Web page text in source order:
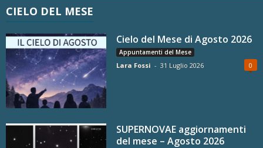
CIELO DEL MESE
Cielo del Mese di Agosto 2026
Appuntamenti del Mese
Lara Fossi - 31 Luglio 2026 0
SUPERNOVAE aggiornamenti
del mese – Agosto 2026